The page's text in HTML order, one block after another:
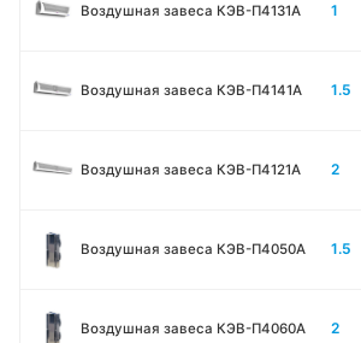
Воздушная завеса КЭВ-П4131A 1
Воздушная завеса КЭВ-П4141A 1.5
Воздушная завеса КЭВ-П4121A 2
Воздушная завеса КЭВ-П4050A 1.5
Воздушная завеса КЭВ-П4060A 2